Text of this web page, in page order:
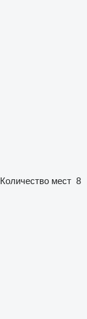
Количество мест 8